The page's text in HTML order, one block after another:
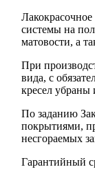
системы на
матовости, а
При
вида, с
кресел
По заданию
покрытиями,
несгораемых
Гарантийный